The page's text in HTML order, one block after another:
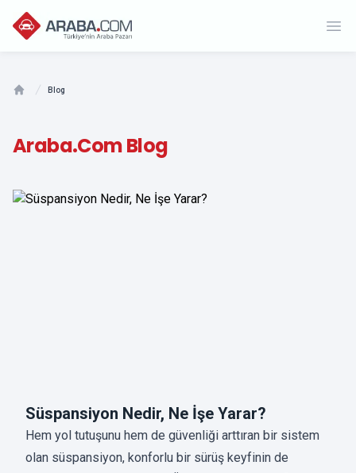
Blog
Araba.com Blog
Süspansiyon Nedir, Ne İşe Yarar?
Hem yol tutuşunu hem de güvenliği arttıran bir sistem
olan süspansiyon, konforlu bir sürüş keyfinin de